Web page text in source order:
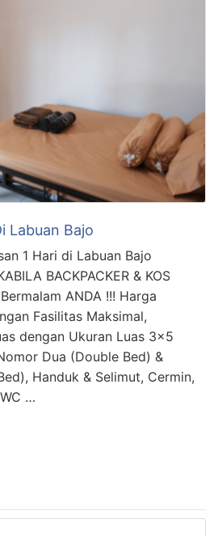
Labuan Bajo
1 Hari di Labuan Bajo
BACKPACKER & KOS
ANDA !!! Harga
Fasilitas Maksimal,
dengan Ukuran Luas 3×5
Dua (Double Bed) &
Handuk & Selimut, Cermin,
…